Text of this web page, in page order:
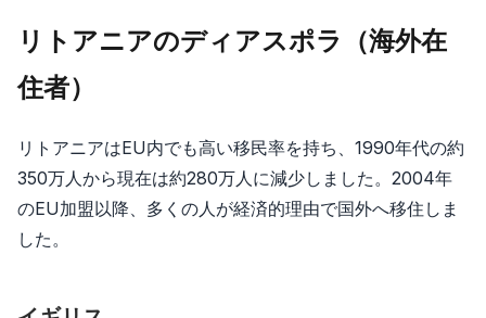
リトアニアのディアスポラ（海外在
住者）
リトアニアはEU内でも高い移民率を持ち、1990年代の約
350万人から現在は約280万人に減少しました。2004年
のEU加盟以降、多くの人が経済的理由で国外へ移住しま
した。